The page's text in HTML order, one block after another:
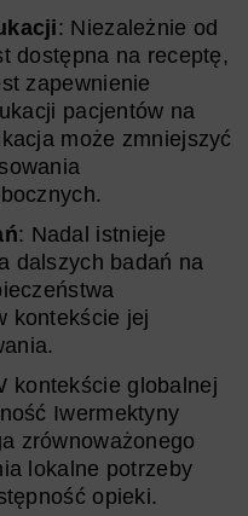
: Niezależnie od
dostępna na receptę,
zapewnienie
pacjentów na
może zmniejszyć
: Nadal istnieje
dalszych badań na
kontekście jej
kontekście globalnej
Iwermektyny
zrównoważonego
lokalne potrzeby
opieki.